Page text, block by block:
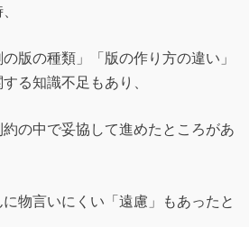
版の種類」「版の作り方の違い」
る知識不足もあり、
の中で妥協して進めたところがあ
物言いにくい「遠慮」もあったと